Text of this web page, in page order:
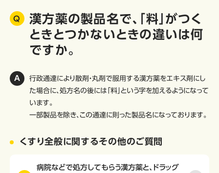
漢方薬の製品名で、「料」がつく
ときとつかないときの違いは何
ですか。
行政通達により散剤・丸剤で服用する漢方薬をエキス剤にし
た場合に、処方名の後には「料」という字を加えるようになって
います。
一部製品を除き、この通達に則った製品名になっております。
くすり全般に関するその他のご質問
病院などで処方してもらう漢方薬と、ドラッグ